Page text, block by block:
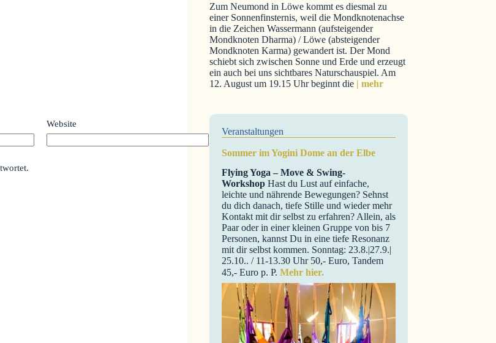
Website
Zum Neumond in Löwe kommt es diesmal zu
einer Sonnenfinsternis, weil die Mondknotenachse
in die Zeichen Wassermann (aufsteigender
Mondknoten Dharma) / Löwe (absteigender
Mondknoten Karma) gewandert ist. Der Mond
schiebt sich zwischen Sonne und Erde und erzeugt
ein auch bei uns sichtbares Naturschauspiel. Am
12. August um 19.15 Uhr beginnt die | mehr
Veranstaltungen
Sommer im Yogini Dome an der Elbe
Flying Yoga – Move & Swing-
Workshop Hast du Lust auf einfache,
leichte und nährende Bewegungen? Sehnst
du dich danach, tiefe Stille und wieder mehr
Kontakt mit dir selbst zu erfahren? Allein, als
Paar oder in einer kleinen Gruppe von bis 7
Personen, kannst Du in eine tiefe Resonanz
mit dir selbst kommen. Sonntag: 23.8.|27.9.|
25.10.. / 11-13.30 Uhr 50,- Euro, Tandem
45,- Euro p. P. Mehr hier.